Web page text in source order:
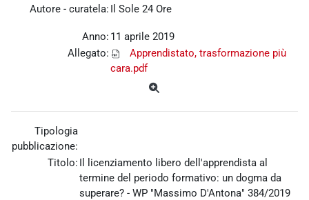
Autore - curatela: Il Sole 24 Ore
Anno: 11 aprile 2019
Allegato:
Apprendistato, trasformazione più
cara.pdf
Tipologia
pubblicazione:
Titolo: Il licenziamento libero dell'apprendista al
termine del periodo formativo: un dogma da
superare? - WP "Massimo D'Antona" 384/2019